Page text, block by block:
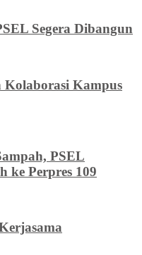
Segera Dibangun
Kolaborasi Kampus
PSEL
ke Perpres 109